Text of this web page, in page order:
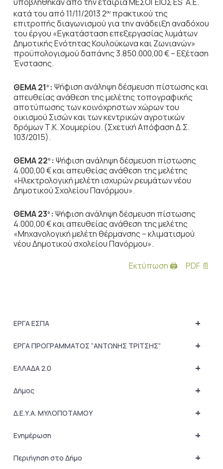
κατά του από 11/11/2013 2ουπρακτικού της
επιτροπής διαγωνισμού για την ανάδειξη αναδόχου
του έργου «Εγκατάσταση επεξεργασίας λυμάτων
Δημοτικής Ενότητας Κουλούκωνα και Ζωνιανών»
προϋπολογισμού δαπάνης 3.850.000,00 € – Εξέταση
Ένστασης.
ΘΕΜΑ 21 ο : Ψήφιση ανάληψη δέσμευση πίστωσης και
απευθείαςανάθεση της μελέτης τοπογραφικής
αποτύπωσης των κοινόχρηστων χώρων του
οικισμού Σισών και των κεντρικών αγροτικών
δρόμων Τ.Κ. Χουμερίου. (Σχετική Απόφαση Δ.Σ.
103/2015).
ΘΕΜΑ 22ο : Ψήφιση ανάληψη δέσμευση πίστωσης
4.000,00 € και απευθείαςανάθεση της μελέτης
«Ηλεκτρολογική μελέτη ισχυρών ρευμάτων νέου
Δημοτικού Σχολείου Πανόρμου».
ΘΕΜΑ 23ο : Ψήφιση ανάληψη δέσμευση πίστωσης
4.000,00 € και απευθείαςανάθεση της μελέτης
«Μηχανολογική μελέτη θέρμανσης – κλιματισμού
νέου Δημοτικού σχολείου Πανόρμου».
Εκτύπωση 🖨
PDF 📄
+
ΕΡΓΑ ΕΣΠΑ
+
ΕΡΓΑ ΠΡΟΓΡΑΜΜΑΤΟΣ “ΑΝΤΩΝΗΣ ΤΡΙΤΣΗΣ”
+
ΕΛΛΑΔΑ 2.0
+
Δήμος
+
Δ.Ε.Υ.Α. ΜΥΛΟΠΟΤΑΜΟΥ
+
Ενημέρωση
+
Περιήγηση στο Δήμο